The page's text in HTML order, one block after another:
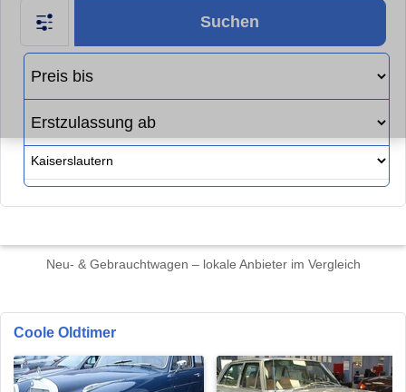
Suchen
Neu- & Gebrauchtwagen – lokale Anbieter im Vergleich
Coole Oldtimer